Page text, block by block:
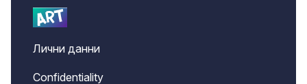
Лични данни
Confidentiality